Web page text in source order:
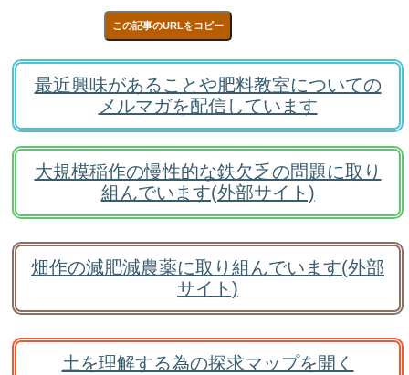
この記事のURLをコピー
最近興味があることや肥料教室についての
メルマガを配信しています
大規模稲作の慢性的な鉄欠乏の問題に取り
組んでいます(外部サイト)
畑作の減肥減農薬に取り組んでいます(外部
サイト)
土を理解する為の探求マップを開く